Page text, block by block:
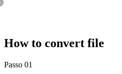
How to convert file
Passo 01